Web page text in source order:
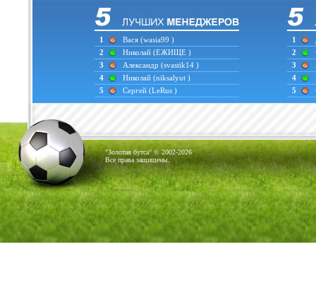
1 Вася (wasia99 )
2
Николай (ЕЖИЩЕ )
3
Александр (svastik14 )
4
Николай (niksalyut )
5
Сергей (LeRus )
1
2
3
4
5
"Золотая бутса" © 2002-2026
Все права защищены.